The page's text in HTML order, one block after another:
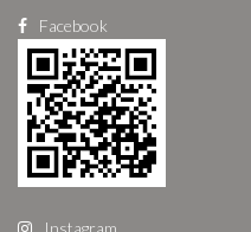
Facebook
Instagram